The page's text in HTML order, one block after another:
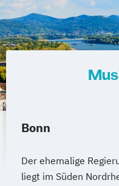
Bonn
Der ehemalige
liegt im Süden